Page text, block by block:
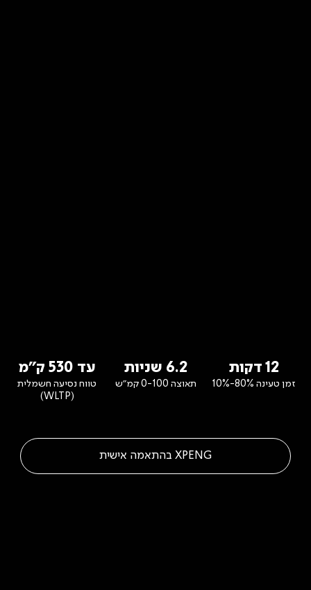
XPENG בהתאמה אישית
12 דקות
זמן טעינה 80%-10%
6.2 שניות
תאוצה 0-100 קמ״ש
עד 530ק״מ
טווח נסיעה חשמלית
(WLTP)